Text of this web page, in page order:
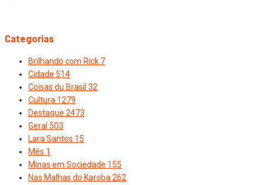
Categorias
Brilhando com Rick 7
Cidade 514
Coisas du Brasil 32
Cultura 1279
Destaque 2473
Geral 503
Lara Santos 15
Mês 1
Minas em Sociedade 155
Nas Malhas do Karoba 262